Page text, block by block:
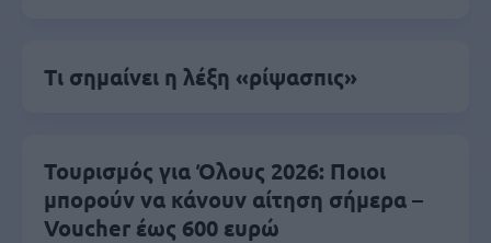
Τι σημαίνει η λέξη «ρίψασπις»
Τουρισμός για Όλους 2026: Ποιοι
μπορούν να κάνουν αίτηση σήμερα –
Voucher έως 600 ευρώ